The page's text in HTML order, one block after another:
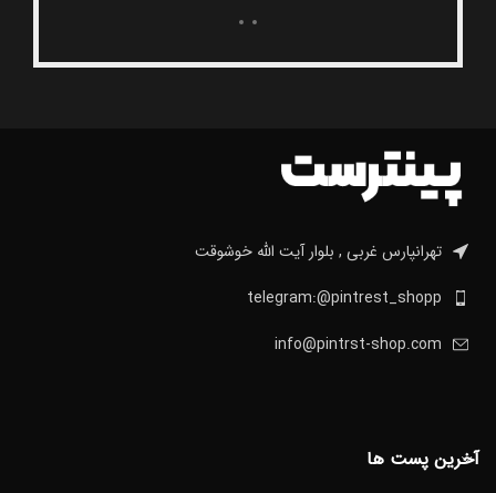
تهرانپارس غربی , بلوار آیت الله خوشوقت
telegram:@pintrest_shopp
info@pintrst-shop.com
آخرین پست ها